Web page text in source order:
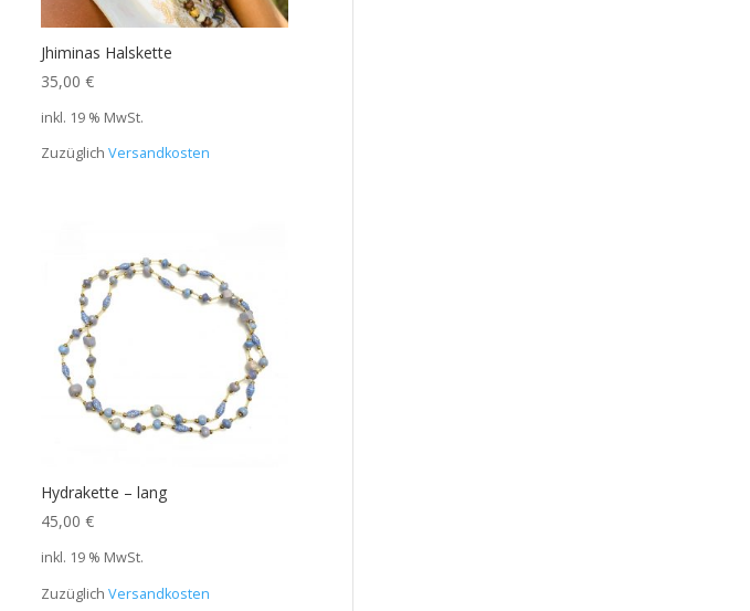
Jhiminas Halskette
35,00 €
inkl. 19 % MwSt.
Zuzüglich Versandkosten
Hydrakette – lang
45,00 €
inkl. 19 % MwSt.
Zuzüglich Versandkosten